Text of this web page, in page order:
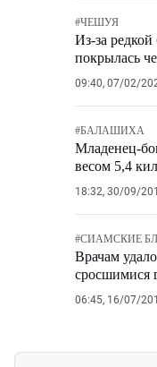
#ЧЕШУЯ
Из-за
покрылась
09:40, 07/02/
#БАЛАШИХА
Младенец-
весом 5,4
18:32, 30/09/
#СИАМСКИЕ
Врачам
сросшимися
06:45, 16/07/